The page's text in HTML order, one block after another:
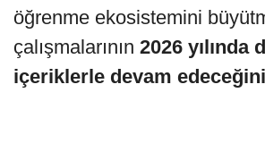
öğrenme ekosistemini
çalışmalarının 2026 yılında
içeriklerle devam edeceğini